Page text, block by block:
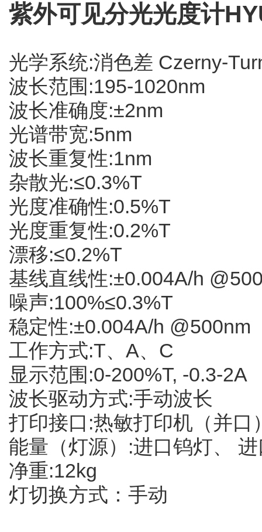
紫外可见分光光度计
光学系统:消色差 Czerny-
波长范围:195-1020nm
波长准确度:±2nm
光谱带宽:5nm
波长重复性:1nm
杂散光:≤0.3%T
光度准确性:0.5%T
光度重复性:0.2%T
漂移:≤0.2%T
基线直线性:±0.004A/h
噪声:100%≤0.3%T
稳定性:±0.004A/h @500nm
工作方式:T、A、C
显示范围:0-200%T, -0.3-2A
波长驱动方式:手动波长
打印接口:热敏打印机（并口
能量（灯源）:进口钨灯、
净重:12kg
灯切换方式：手动